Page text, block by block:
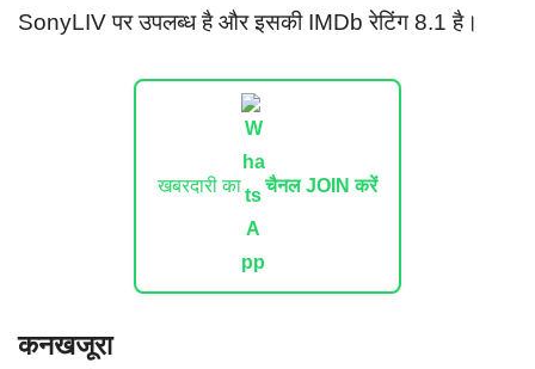
SonyLIV पर उपलब्ध है और इसकी IMDb रेटिंग 8.1 है।
खबरदारी का चैनल JOIN करें
कनखजूरा